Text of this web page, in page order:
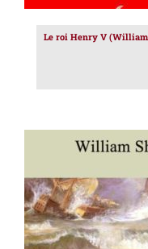
Le roi Henry V (William